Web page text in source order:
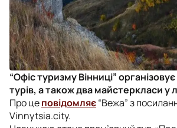
“Офіс туризму Вінниці” організовує
турів, а також два майстеркласи у
Про цеповідомляє“Вежа” з
Vinnytsia.city.